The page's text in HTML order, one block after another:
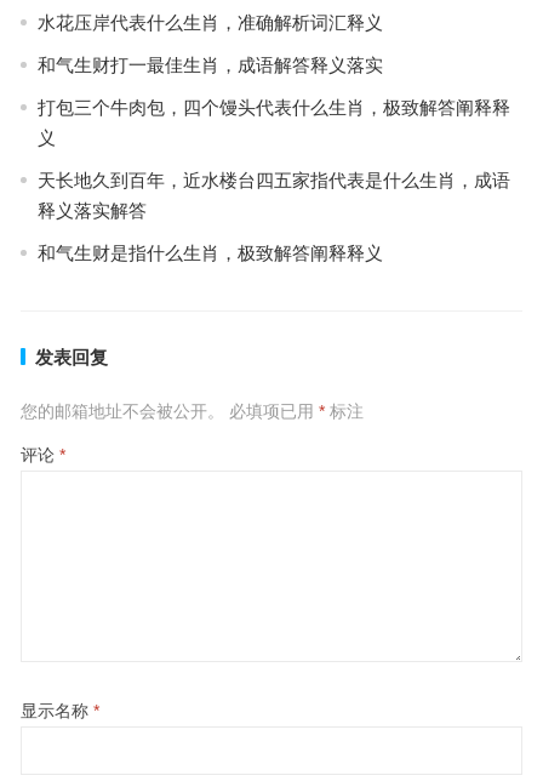
水花压岸代表什么生肖，准确解析词汇释义
和气生财打一最佳生肖，成语解答释义落实
打包三个牛肉包，四个馒头代表什么生肖，极致解答阐释释
义
天长地久到百年，近水楼台四五家指代表是什么生肖，成语
释义落实解答
和气生财是指什么生肖，极致解答阐释释义
发表回复
您的邮箱地址不会被公开。 必填项已用 *标注
评论 *
显示名称 *